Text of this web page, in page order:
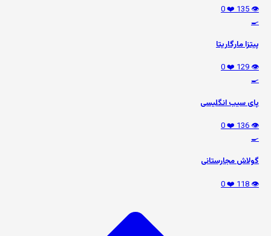
👁️ 135
❤️ 0
🍳
پیتزا مارگاریتا
👁️ 129
❤️ 0
🍳
پای سیب انگلیسی
👁️ 136
❤️ 0
🍳
گولاش مجارستانی
👁️ 118
❤️ 0